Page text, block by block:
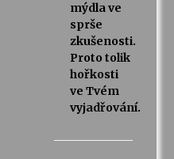
mýdla ve
sprše
zkušenosti.
Proto tolik
hořkosti
ve Tvém
vyjadřování.